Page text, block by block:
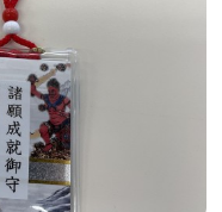
光駅⇔会場
スが運行します。